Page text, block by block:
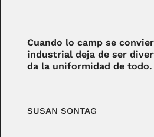
Cuando lo camp se
industrial deja de ser
da la uniformidad de todo.
SUSAN SONTAG